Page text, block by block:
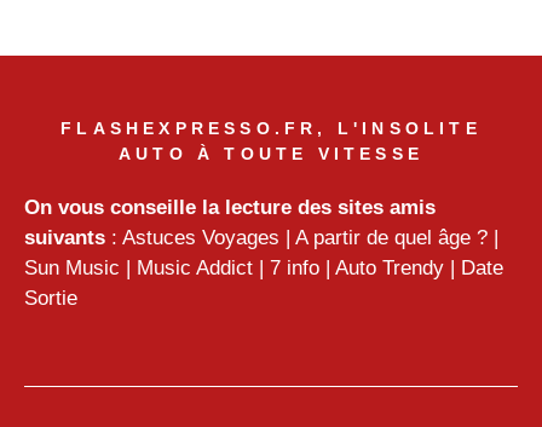
FLASHEXPRESSO.FR, L'INSOLITE
AUTO À TOUTE VITESSE
On vous conseille la lecture des sites amis
suivants : Astuces Voyages | A partir de quel âge ? |
Sun Music | Music Addict | 7 info | Auto Trendy | Date
Sortie